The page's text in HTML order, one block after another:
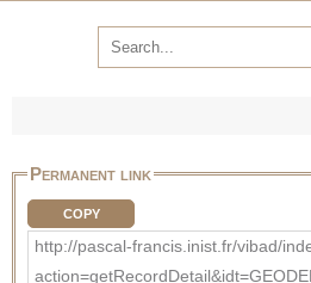
Permanent link
COPY
http://pascal-francis.inist.fr/vibad/